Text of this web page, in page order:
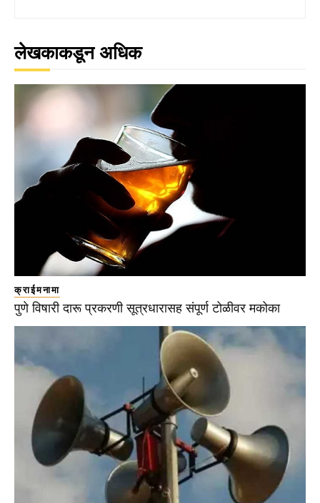
लेखकाकडून अधिक
क्राईमनामा
पुणे विषारी दारू प्रकरणी सूत्रधारासह संपूर्ण टोळीवर मकोका